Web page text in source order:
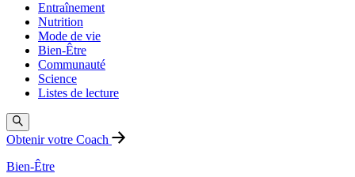
Entraînement
Nutrition
Mode de vie
Bien-Être
Communauté
Science
Listes de lecture
Obtenir votre Coach
Bien-Être